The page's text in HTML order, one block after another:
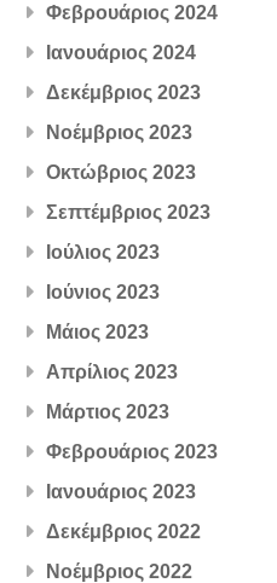
Φεβρουάριος 2024
Ιανουάριος 2024
Δεκέμβριος 2023
Νοέμβριος 2023
Οκτώβριος 2023
Σεπτέμβριος 2023
Ιούλιος 2023
Ιούνιος 2023
Μάιος 2023
Απρίλιος 2023
Μάρτιος 2023
Φεβρουάριος 2023
Ιανουάριος 2023
Δεκέμβριος 2022
Νοέμβριος 2022